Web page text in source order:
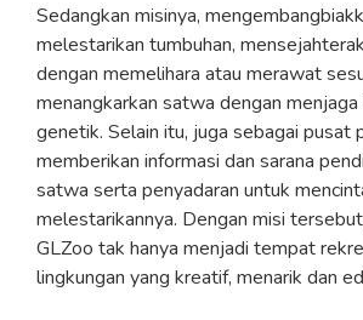
Sedangkan misinya,
melestarikan tumbuhan,
dengan memelihara atau merawat
menangkarkan satwa dengan menjaga
genetik. Selain itu, juga sebagai pusat
memberikan informasi dan sarana
satwa serta penyadaran untuk
melestarikannya. Dengan misi
GLZoo tak hanya menjadi tempat
lingkungan yang kreatif, menarik dan